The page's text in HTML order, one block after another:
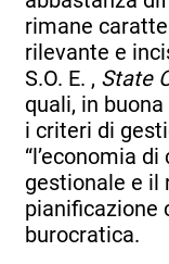
rimane
rilevante e
S.O. E. , State
quali, in
i criteri di
“l’economia
gestionale e il
pianificazione
burocratica.